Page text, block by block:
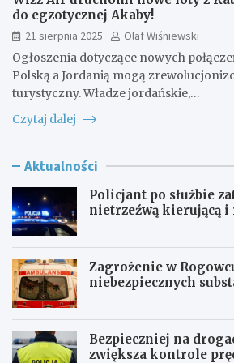
do egzotycznej Akaby!
21 sierpnia 2025
Olaf Wiśniewski
Ogłoszenia dotyczące nowych
Polską a Jordanią mogą
turystyczny. Władze jordańskie,…
Czytaj dalej
Aktualności
Policjant po służbie
nietrzeźwą kierującą i
Zagrożenie w
niebezpiecznych
Bezpieczniej na
zwiększa kontrole